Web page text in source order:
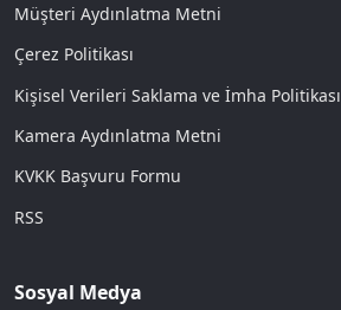
Müşteri Aydınlatma Metni
Çerez Politikası
Kişisel Verileri Saklama ve İmha Politikası
Kamera Aydınlatma Metni
KVKK Başvuru Formu
RSS
Sosyal Medya